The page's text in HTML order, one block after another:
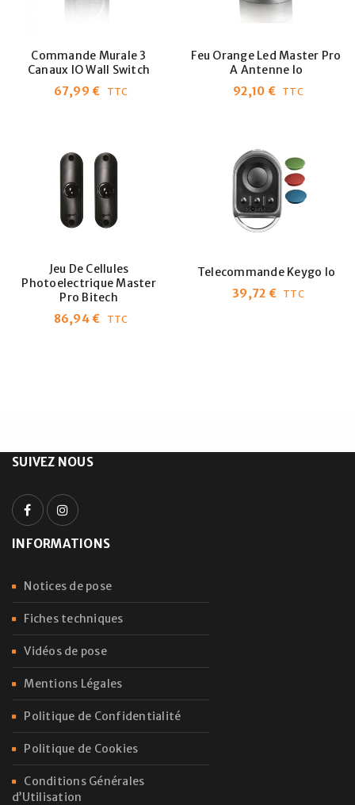
Commande Murale 3
Canaux IO Wall Switch
67,99€ TTC
Feu Orange Led Master Pro
A Antenne Io
92,10 € TTC
Jeu De Cellules
Photoelectrique Master
Pro Bitech
86,94€ TTC
Telecommande Keygo Io
39,72 € TTC
SUIVEZ NOUS
INFORMATIONS
Notices de pose
Fiches techniques
Vidéos de pose
Mentions Légales
Politique de Confidentialité
Politique de Cookies
Conditions Générales
d’Utilisation